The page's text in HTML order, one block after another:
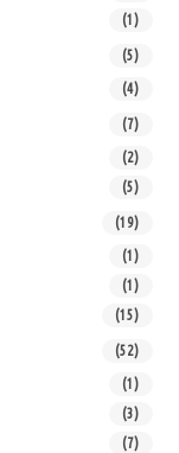
(1)
(5)
(4)
(7)
(2)
(5)
(19)
(1)
(1)
(15)
(52)
(1)
(3)
(7)